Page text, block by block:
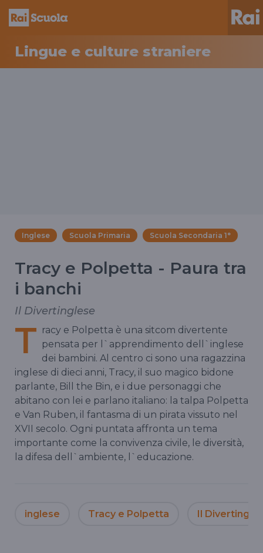
Lingue e culture straniere
Inglese Scuola Primaria Scuola Secondaria 1°
Tracy e Polpetta - Paura tra
i banchi
Il Divertinglese
T racy e Polpetta è una sitcom divertente
pensata per l`apprendimento dell`inglese
dei bambini. Al centro ci sono una ragazzina
inglese di dieci anni, Tracy, il suo magico bidone
parlante, Bill the Bin, e i due personaggi che
abitano con lei e parlano italiano: la talpa Polpetta
e Van Ruben, il fantasma di un pirata vissuto nel
XVII secolo. Ogni puntata affronta un tema
importante come la convivenza civile, le diversità,
la difesa dell`ambiente, l`educazione.
inglese Tracy e Polpetta Il